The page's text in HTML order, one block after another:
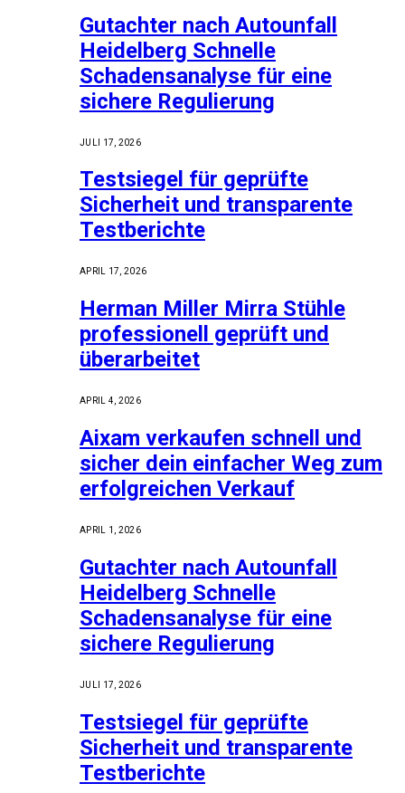
Gutachter nach Autounfall
Heidelberg Schnelle
Schadensanalyse für eine
sichere Regulierung
JULI 17, 2026
Testsiegel für geprüfte
Sicherheit und transparente
Testberichte
APRIL 17, 2026
Herman Miller Mirra Stühle
professionell geprüft und
überarbeitet
APRIL 4, 2026
Aixam verkaufen schnell und
sicher dein einfacher Weg zum
erfolgreichen Verkauf
APRIL 1, 2026
Gutachter nach Autounfall
Heidelberg Schnelle
Schadensanalyse für eine
sichere Regulierung
JULI 17, 2026
Testsiegel für geprüfte
Sicherheit und transparente
Testberichte